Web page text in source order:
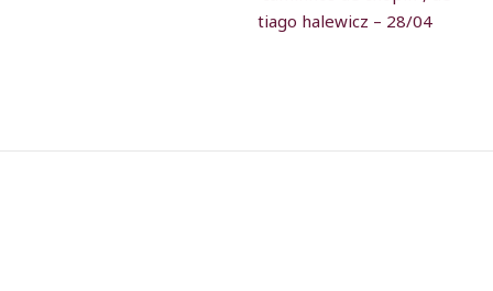
tiago halewicz – 28/04